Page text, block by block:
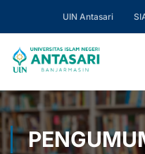
UIN Antasari